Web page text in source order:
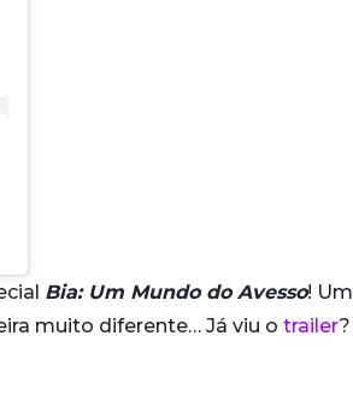
Bia: Um Mundo do Avesso! Um
muito diferente… Já viu o trailer?